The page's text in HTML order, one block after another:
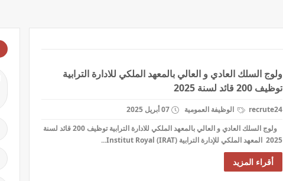
ولوج السلك العادي و العالي بالمعهد الملكي للادارة الترابية
توظيف 200 قائد لسنة 2025
recrute24 الوظيفة العمومية
07 أبريل 2025
ولوج السلك العادي و العالي بالمعهد الملكي للادارة الترابية توظيف 200 قائد لسنة
2025 المعهد الملكي للإدارة الترابية (IRAT) Institut Royal...
أقراء المزيد